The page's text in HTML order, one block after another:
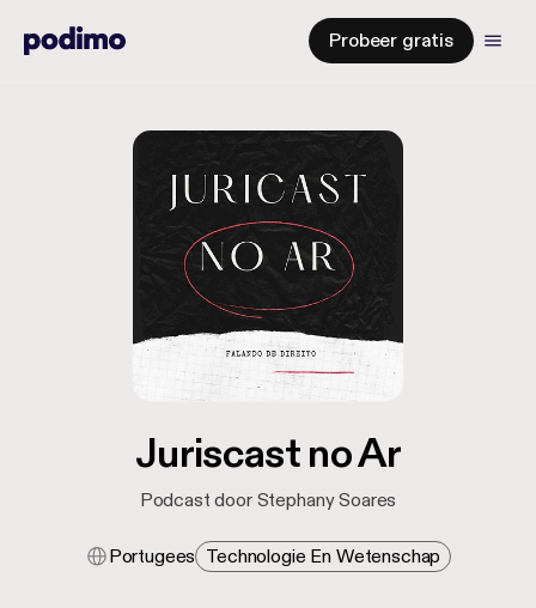
Probeer gratis
Juriscast no Ar
Podcast door Stephany Soares
Portugees Technologie En Wetenschap